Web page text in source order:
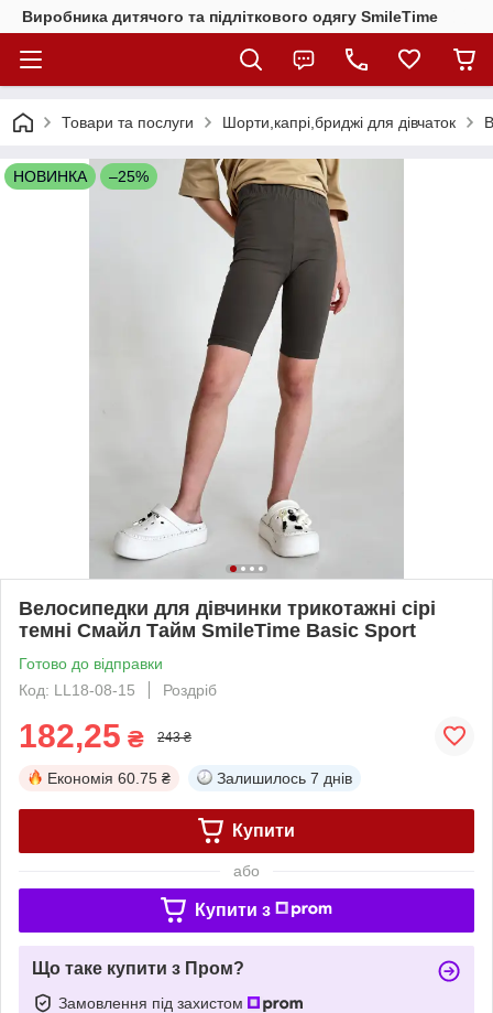
Виробника дитячого та підліткового одягу SmileTime
Товари та послуги Шорти,капрі,бриджі для дівчаток
НОВИНКА –25%
Велосипедки для дівчинки трикотажні сірі
темні Смайл Тайм SmileTime Basic Sport
Готово до відправки
Код: LL18-08-15
Роздріб
182,25 ₴ 243 ₴
Економія 60.75 ₴ Залишилось 7 днів
Купити
або
Купити з
Що таке купити з Пром?
Замовлення під захистом